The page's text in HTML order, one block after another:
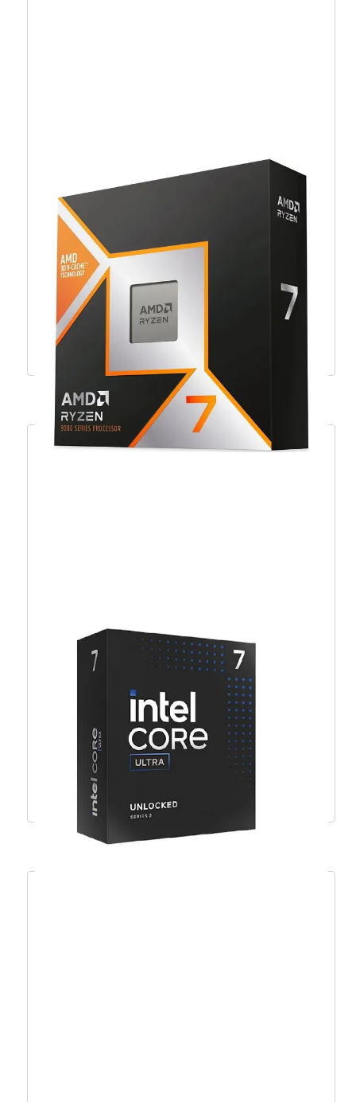
Intel Ultra 5 225, 3,3/4.9GHz,6P/4E, LGA1851
238,59€
AMD Ryzen 7 9800X3D, 8C/16T 4,7G/5,2G,
105MB, AM5 – 100-100001084WOF
609,91€ €